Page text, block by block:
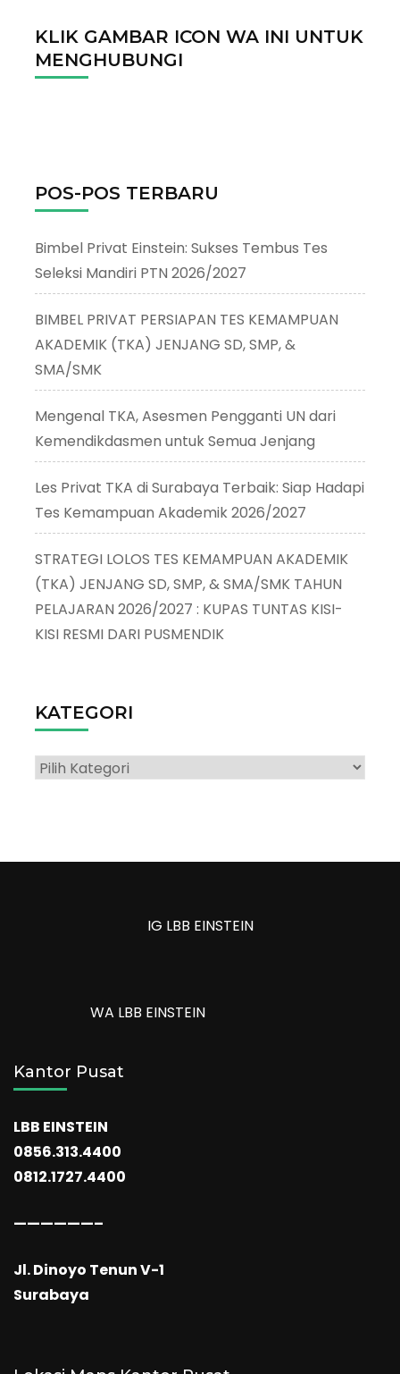
KLIK GAMBAR ICON WA INI UNTUK
MENGHUBUNGI
POS-POS TERBARU
Bimbel Privat Einstein: Sukses Tembus Tes
Seleksi Mandiri PTN 2026/2027
BIMBEL PRIVAT PERSIAPAN TES KEMAMPUAN
AKADEMIK (TKA) JENJANG SD, SMP, &
SMA/SMK
Mengenal TKA, Asesmen Pengganti UN dari
Kemendikdasmen untuk Semua Jenjang
Les Privat TKA di Surabaya Terbaik: Siap Hadapi
Tes Kemampuan Akademik 2026/2027
STRATEGI LOLOS TES KEMAMPUAN AKADEMIK
(TKA) JENJANG SD, SMP, & SMA/SMK TAHUN
PELAJARAN 2026/2027 : KUPAS TUNTAS KISI-
KISI RESMI DARI PUSMENDIK
KATEGORI
Kategori
IG LBB EINSTEIN
WA LBB EINSTEIN
Kantor Pusat
LBB EINSTEIN
0856.313.4400
0812.1727.4400
——————–
Jl. Dinoyo Tenun V-1
Surabaya